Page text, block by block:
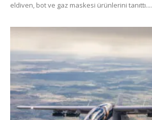
eldiven, bot ve gaz maskesi ürünlerini tanıttı....